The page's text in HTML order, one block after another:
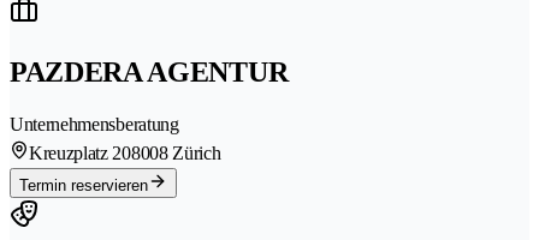
PAZDERA AGENTUR
Unternehmensberatung
Kreuzplatz 208008 Zürich
Termin reservieren